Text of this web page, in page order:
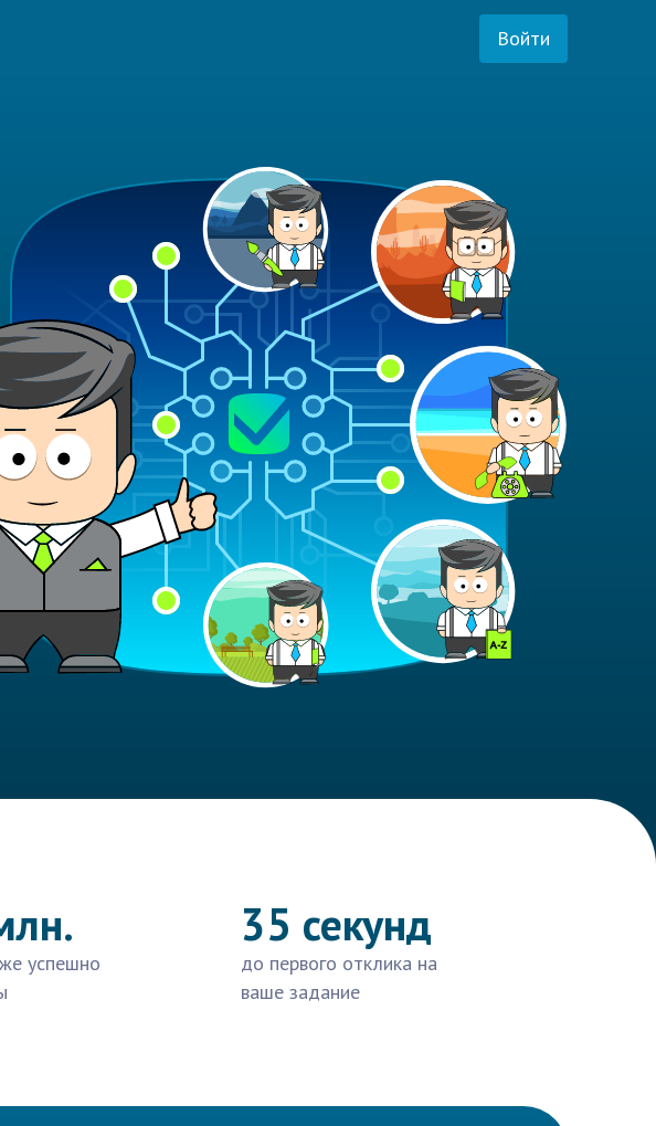
Войти
успешно
35 секунд
до первого отклика на
ваше задание